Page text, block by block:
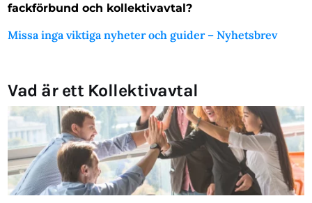
fackförbund och kollektivavtal?
Missa inga viktiga nyheter och guider – Nyhetsbrev
Vad är ett Kollektivavtal